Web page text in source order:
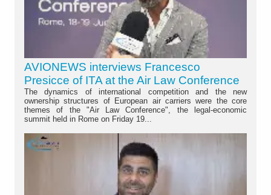
AVIONEWS interviews Francesco
Presicce of ITA at the Air Law Conference
The dynamics of international competition and the new
ownership structures of European air carriers were the core
themes of the "Air Law Conference", the legal-economic
summit held in Rome on Friday 19...